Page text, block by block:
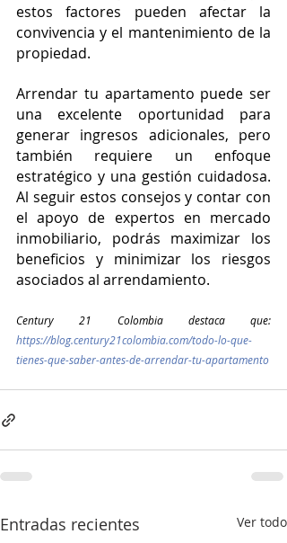
estos factores pueden afectar la
convivencia y el mantenimiento de la
propiedad.
Arrendar tu apartamento puede ser
una excelente oportunidad para
generar ingresos adicionales, pero
también requiere un enfoque
estratégico y una gestión cuidadosa.
Al seguir estos consejos y contar con
el apoyo de expertos en mercado
inmobiliario, podrás maximizar los
beneficios y minimizar los riesgos
asociados al arrendamiento.
https://blog.century21colombia.com/todo-lo-que-
tienes-que-saber-antes-de-arrendar-tu-apartamento
Entradas recientes Ver todo